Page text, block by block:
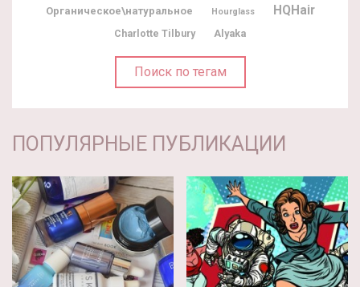
Органическое\натуральное Hourglass HQHair
Charlotte Tilbury Alyaka
Поиск по тегам
ПОПУЛЯРНЫЕ ПУБЛИКАЦИИ